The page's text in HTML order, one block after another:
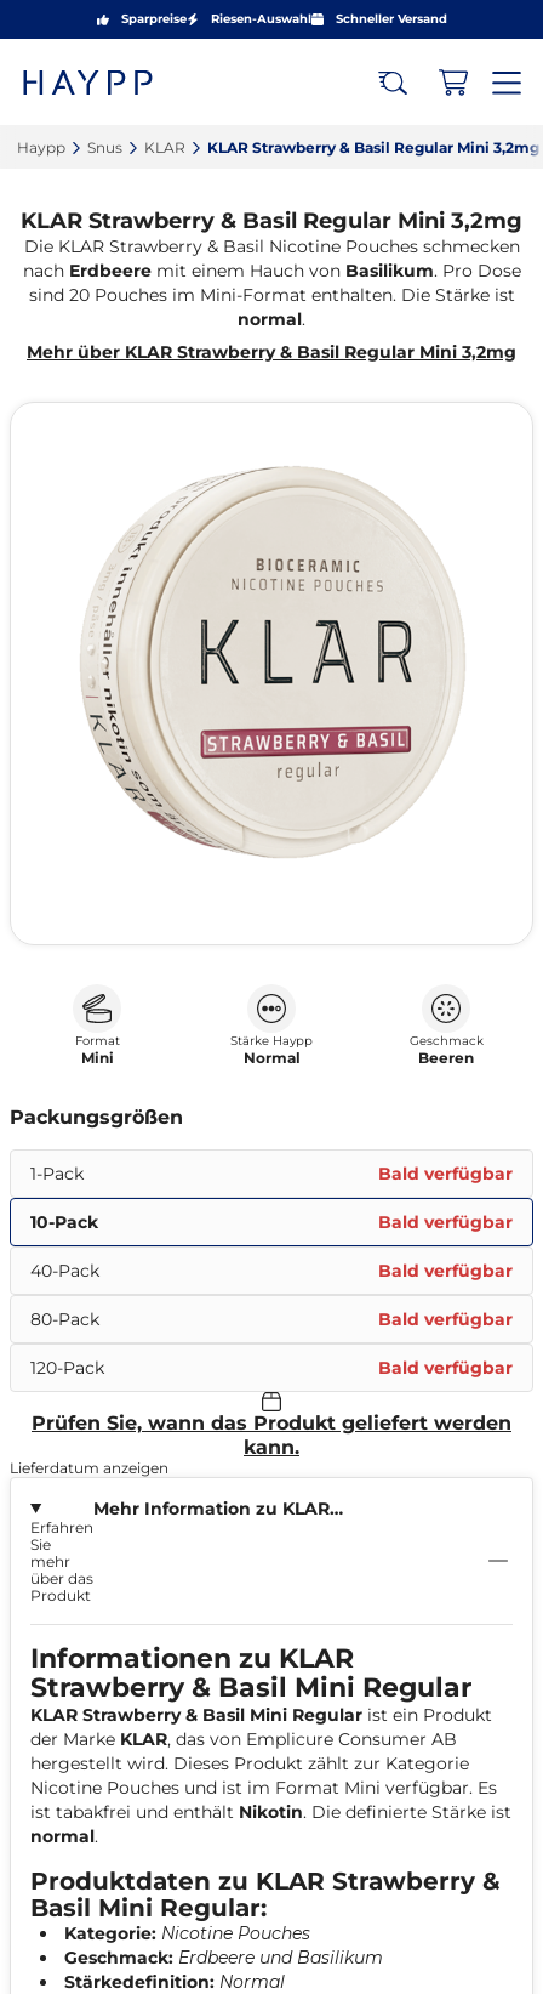
Sparpreise Riesen-Auswahl Schneller Versand
Haypp‎ Snus‎ KLAR‎ KLAR Strawberry & Basil Regular Mini 3,2mg‎
KLAR Strawberry & Basil Regular Mini 3,2mg
Die KLAR Strawberry & Basil Nicotine Pouches schmecken
nach Erdbeere mit einem Hauch von Basilikum. Pro Dose
sind 20 Pouches im Mini-Format enthalten. Die Stärke ist
normal.
Mehr über KLAR Strawberry & Basil Regular Mini 3,2mg
Format
Mini
Stärke Haypp
Normal
Geschmack
Beeren
Packungsgrößen
1-Pack Bald verfügbar
10-Pack Bald verfügbar
40-Pack Bald verfügbar
80-Pack Bald verfügbar
120-Pack Bald verfügbar
Prüfen Sie, wann das Produkt geliefert werden
kann.
Lieferdatum anzeigen
Mehr Information zu KLAR
Erfahren
Sie
mehr
über das
Produkt
Informationen zu KLAR
Strawberry & Basil Mini Regular
KLAR Strawberry & Basil Mini Regular ist ein Produkt
der Marke KLAR, das von Emplicure Consumer AB
hergestellt wird. Dieses Produkt zählt zur Kategorie
Nicotine Pouches und ist im Format Mini verfügbar. Es
ist tabakfrei und enthält Nikotin. Die definierte Stärke ist
normal.
Produktdaten zu KLAR Strawberry &
Basil Mini Regular:
Kategorie: Nicotine Pouches
Geschmack: Erdbeere und Basilikum
Stärkedefinition: Normal